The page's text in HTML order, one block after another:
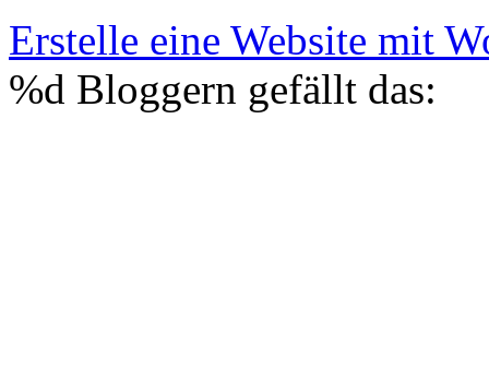
Erstelle eine Website mit
%d Bloggern gefällt das: